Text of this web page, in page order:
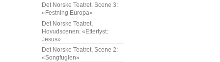
Det Norske Teatret. Scene 3:
«Festning Europa»
Det Norske Teatret,
Hovudscenen: «Etterlyst:
Jesus»
Det Norske Teatret, Scene 2:
«Songfuglen»